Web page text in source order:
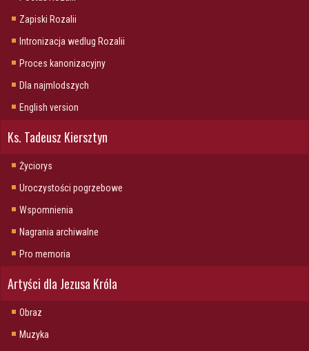
Zapiski Rozalii
Intronizacja wedlug Rozalii
Proces kanonizacyjny
Dla najmlodszych
English version
Ks. Tadeusz Kiersztyn
Życiorys
Uroczystości pogrzebowe
Wspomnienia
Nagrania archiwalne
Pro memoria
Artyści dla Jezusa Króla
Obraz
Muzyka